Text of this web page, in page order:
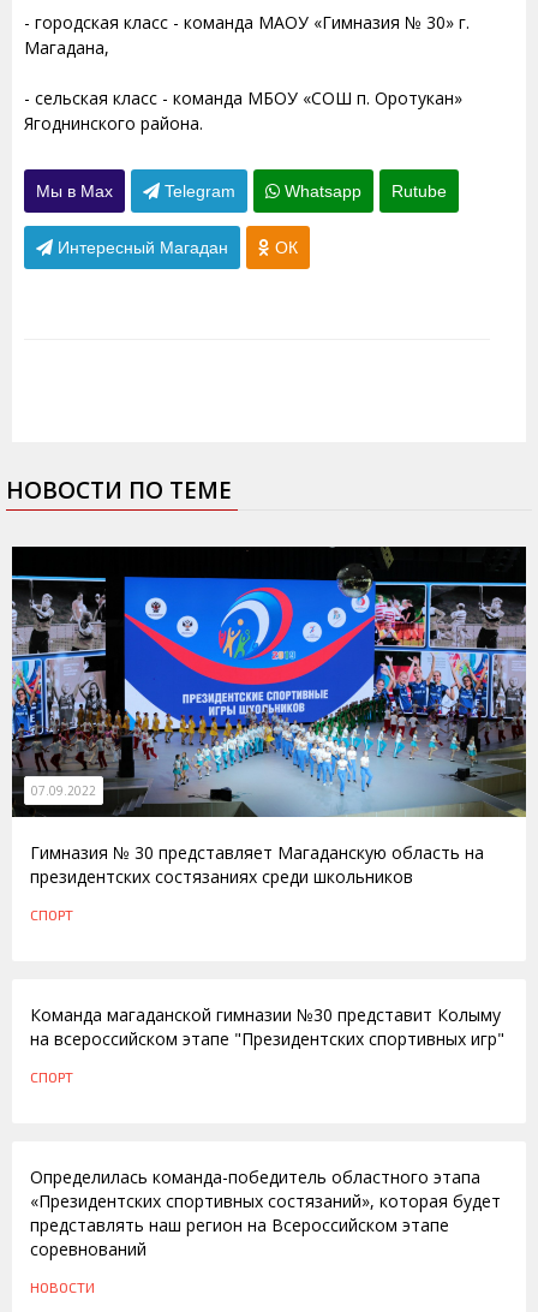
- городская класс - команда МАОУ «Гимназия № 30» г.
Магадана,
- сельская класс - команда МБОУ «СОШ п. Оротукан»
Ягоднинского района.
Мы в Max Telegram Whatsapp Rutube
Интересный Магадан ОК
НОВОСТИ ПО ТЕМЕ
07.09.2022
Гимназия № 30 представляет Магаданскую область на
президентских состязаниях среди школьников
СПОРТ
Команда магаданской гимназии №30 представит Колыму
на всероссийском этапе "Президентских спортивных игр"
СПОРТ
Определилась команда-победитель областного этапа
«Президентских спортивных состязаний», которая будет
представлять наш регион на Всероссийском этапе
соревнований
НОВОСТИ